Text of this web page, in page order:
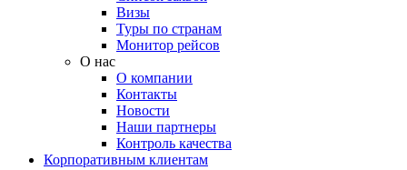
Визы
Туры по странам
Монитор рейсов
О нас
О компании
Контакты
Новости
Наши партнеры
Контроль качества
Корпоративным клиентам